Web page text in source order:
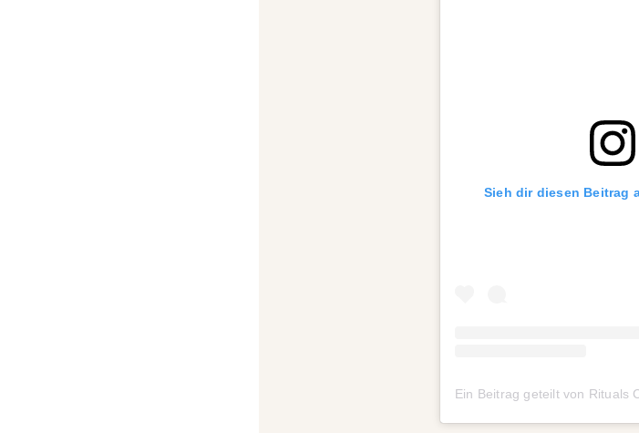
Sieh dir diesen Beitrag